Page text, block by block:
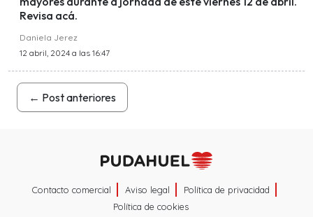
Revisa acá.
Daniela Jerez
12 abril, 2024 a las 16:47
← Post anteriores
Contacto comercial Aviso legal
Política de privacidad
Política de cookies